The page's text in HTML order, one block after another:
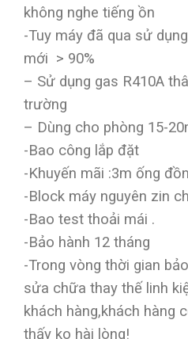
không nghe tiếng ồn
-Tuy máy đã qua sử
mới > 90%
– Sử dụng gas R410A
trường
– Dùng cho phòng 15-
-Bao công lắp đặt
-Khuyến mãi :3m ống
-Block máy nguyên zin
-Bao test thoải mái .
-Bảo hành 12 tháng
-Trong vòng thời gian
sửa chữa thay thế linh
khách hàng,khách hàng
thấy ko hài lòng!